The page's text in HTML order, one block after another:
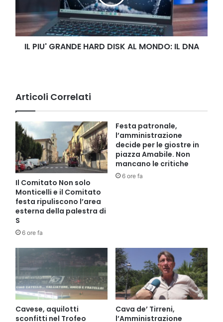
MONDO:
IL
DNA
IL PIU' GRANDE HARD DISK AL MONDO: IL DNA
Articoli Correlati
Il Comitato Non solo
Monticelli e il Comitato
festa ripuliscono l’area
esterna della palestra di
S
6 ore fa
Festa patronale,
l’amministrazione
decide per le giostre in
piazza Amabile. Non
mancano le critiche
6 ore fa
Cavese, aquilotti
sconfitti nel Trofeo
Cava de’ Tirreni,
l’Amministrazione